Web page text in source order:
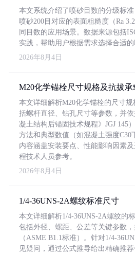
本文系统介绍了喷砂目数的分级标
喷砂200目对应的表面粗糙度（Ra
同目数的应用场景。数据来源包括
实践，帮助用户根据需求选择合适的
2026年8月4日
M20化学锚栓尺寸规格及抗拔
本文详细解析M20化学锚栓的尺寸
括螺杆直径、钻孔尺寸等参数，并
凝土结构后锚固技术规程》JGJ 145
方法和典型数值（如混凝土强度C30
内容涵盖安装要点、性能影响因素
程技术人员参考。
2026年8月4日
1/4-36UNS-2A螺纹标准尺寸
本文详细解析1/4-36UNS-2A螺纹的
包括外径、螺距、公差等关键参数
（ASME B1.1标准）。针对1/4-
见疑问，通过公式推导给出精确推